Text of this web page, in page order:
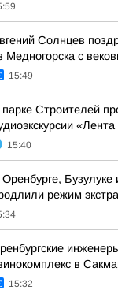
Солнцев
Медногорска с
15:49
Строителей
15:40
Бузулуке
режим
в
15:32